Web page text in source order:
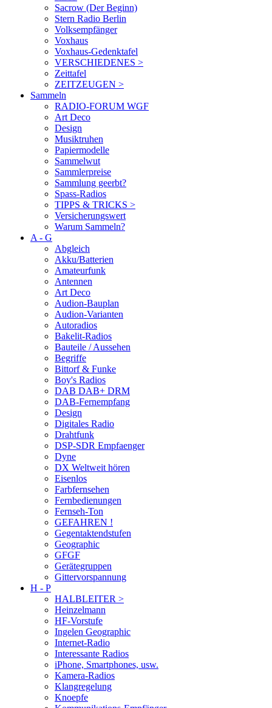
Sacrow (Der Beginn)
Stern Radio Berlin
Volksempfänger
Voxhaus
Voxhaus-Gedenktafel
VERSCHIEDENES >
Zeittafel
ZEITZEUGEN >
Sammeln
RADIO-FORUM WGF
Art Deco
Design
Musiktruhen
Papiermodelle
Sammelwut
Sammlerpreise
Sammlung geerbt?
Spass-Radios
TIPPS & TRICKS >
Versicherungswert
Warum Sammeln?
A - G
Abgleich
Akku/Batterien
Amateurfunk
Antennen
Art Deco
Audion-Bauplan
Audion-Varianten
Autoradios
Bakelit-Radios
Bauteile / Aussehen
Begriffe
Bittorf & Funke
Boy's Radios
DAB DAB+ DRM
DAB-Fernempfang
Design
Digitales Radio
Drahtfunk
DSP-SDR Empfaenger
Dyne
DX Weltweit hören
Eisenlos
Farbfernsehen
Fernbedienungen
Fernseh-Ton
GEFAHREN !
Gegentaktendstufen
Geographic
GFGF
Gerätegruppen
Gittervorspannung
H - P
HALBLEITER >
Heinzelmann
HF-Vorstufe
Ingelen Geographic
Internet-Radio
Interessante Radios
iPhone, Smartphones, usw.
Kamera-Radios
Klangregelung
Knoepfe